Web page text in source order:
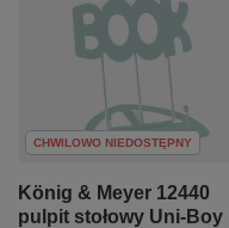
CHWILOWO NIEDOSTĘPNY
König & Meyer 12440
pulpit stołowy Uni-Boy